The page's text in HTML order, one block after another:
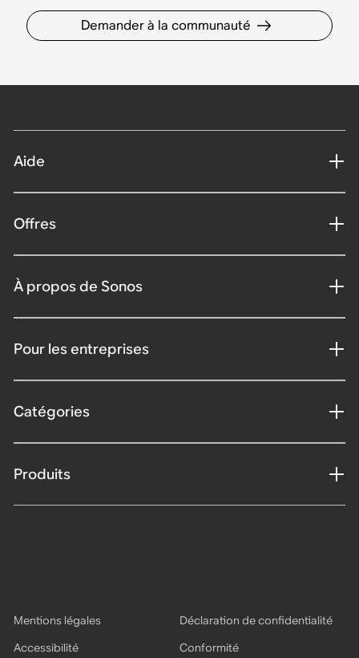
Demander à la communauté
Aide
Offres
À propos de Sonos
Pour les entreprises
Catégories
Produits
Mentions légales
Déclaration de confidentialité
Accessibilité
Conformité